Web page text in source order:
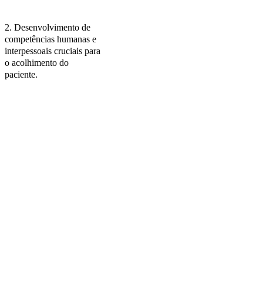
2. Desenvolvimento de
competências humanas e
interpessoais cruciais para
o acolhimento do
paciente.